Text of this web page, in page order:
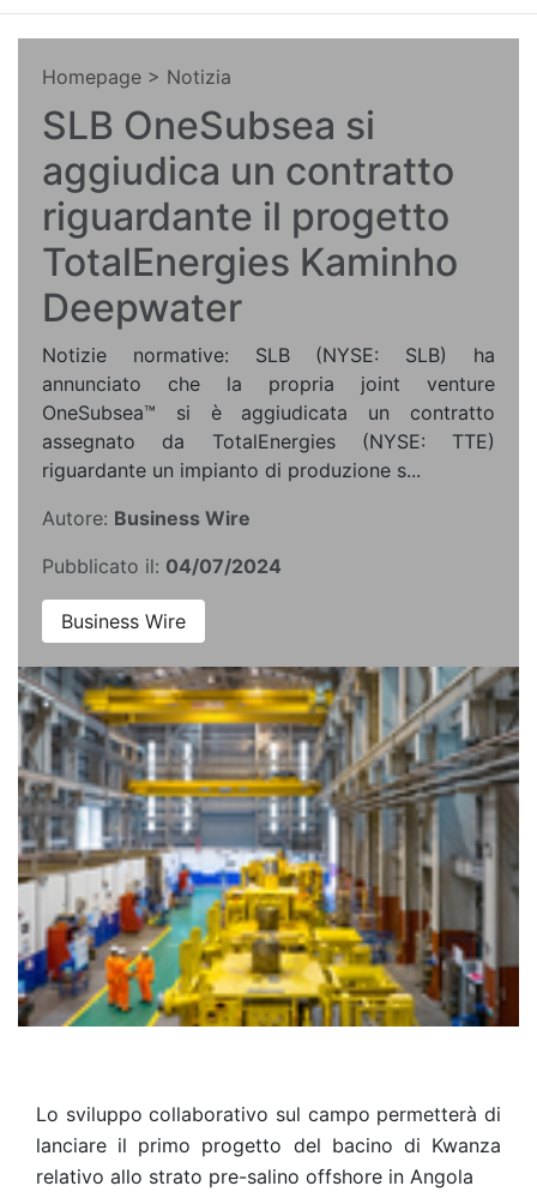
Homepage > Notizia
SLB OneSubsea si
aggiudica un contratto
riguardante il progetto
TotalEnergies Kaminho
Deepwater
Notizie normative: SLB (NYSE: SLB) ha
annunciato che la propria joint venture
OneSubsea™ si è aggiudicata un contratto
assegnato da TotalEnergies (NYSE: TTE)
riguardante un impianto di produzione s...
Autore: Business Wire
Pubblicato il: 04/07/2024
Business Wire
Lo sviluppo collaborativo sul campo permetterà di
lanciare il primo progetto del bacino di Kwanza
relativo allo strato pre-salino offshore in Angola